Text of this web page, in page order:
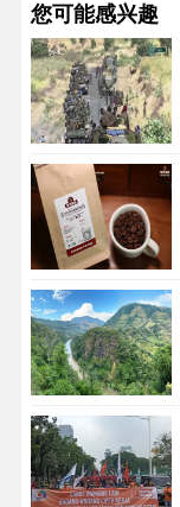
您可能感兴趣